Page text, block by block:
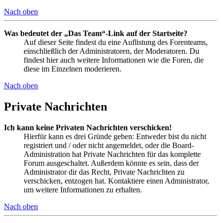
Nach oben
Was bedeutet der „Das Team“-Link auf der Startseite?
Auf dieser Seite findest du eine Auflistung des Forenteams,
einschließlich der Administratoren, der Moderatoren. Du
findest hier auch weitere Informationen wie die Foren, die
diese im Einzelnen moderieren.
Nach oben
Private Nachrichten
Ich kann keine Privaten Nachrichten verschicken!
Hierfür kann es drei Gründe geben: Entweder bist du nicht
registriert und / oder nicht angemeldet, oder die Board-
Administration hat Private Nachrichten für das komplette
Forum ausgeschaltet. Außerdem könnte es sein, dass der
Administrator dir das Recht, Private Nachrichten zu
verschicken, entzogen hat. Kontaktiere einen Administrator,
um weitere Informationen zu erhalten.
Nach oben